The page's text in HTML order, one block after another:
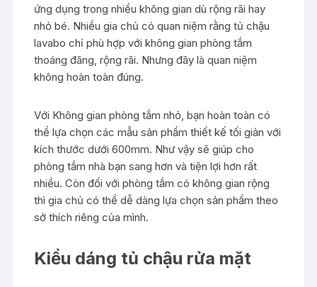
ứng dụng trong nhiều không gian dù rộng rãi hay
nhỏ bé. Nhiều gia chủ có quan niệm rằng tủ chậu
lavabo chỉ phù hợp với không gian phòng tắm
thoáng đãng, rộng rãi. Nhưng đây là quan niệm
không hoàn toàn đúng.
Với Không gian phòng tắm nhỏ, bạn hoàn toàn có
thể lựa chọn các mẫu sản phẩm thiết kế tối giản với
kích thước dưới 600mm. Như vậy sẽ giúp cho
phòng tắm nhà bạn sang hơn và tiện lợi hơn rất
nhiều. Còn đối với phòng tắm có không gian rộng
thì gia chủ có thể dễ dàng lựa chọn sản phẩm theo
sở thích riêng của mình.
Kiểu dáng tủ chậu rửa mặt